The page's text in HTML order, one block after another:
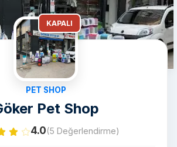
KAPALI
PET SHOP
Pet Shop
4.0(5 Değerlendirme)